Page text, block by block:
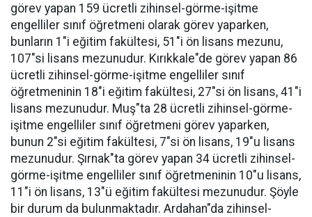
görev yapan 159 ücretli zihinsel-görme-işitme
engelliler sınıf öğretmeni olarak görev yaparken,
bunların 1"i eğitim fakültesi, 51"i ön lisans mezunu,
107"si lisans mezunudur. Kırıkkale"de görev yapan 86
ücretli zihinsel-görme-işitme engelliler sınıf
öğretmeninin 18"i eğitim fakültesi, 27"si ön lisans, 41"i
lisans mezunudur. Muş"ta 28 ücretli zihinsel-görme-
işitme engelliler sınıf öğretmeni görev yaparken,
bunun 2"si eğitim fakültesi, 7"si ön lisans, 19"u lisans
mezunudur. Şırnak"ta görev yapan 34 ücretli zihinsel-
görme-işitme engelliler sınıf öğretmeninin 10"u lisans,
11"i ön lisans, 13"ü eğitim fakültesi mezunudur. Şöyle
bir durum da bulunmaktadır. Ardahan"da zihinsel-